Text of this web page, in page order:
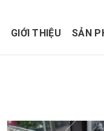
GIỚI THIỆU SẢN